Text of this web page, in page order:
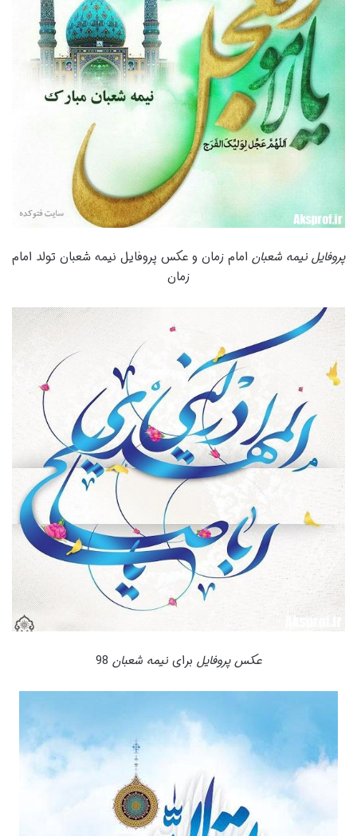
پروفایل نیمه شعبان امام زمان و عکس پروفایل نیمه شعبان تولد امام
زمان
عکس پروفایل برای نیمه شعبان